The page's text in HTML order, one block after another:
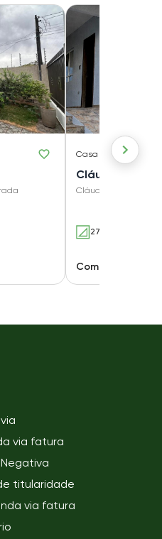
Casa para venda
Cláudia
Cláudia
279 m²
Comprar: R$
via fatura
titularidade
via fatura